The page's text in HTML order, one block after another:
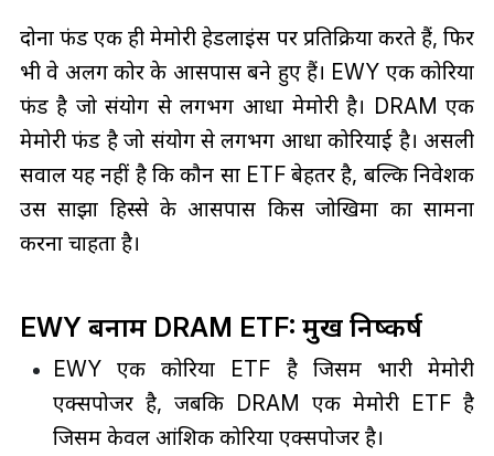
दोनों फंड एक ही मेमोरी हेडलाइंस पर प्रतिक्रिया करते हैं, फिर
भी वे अलग कोर के आसपास बने हुए हैं। EWY एक कोरिया
फंड है जो संयोग से लगभग आधा मेमोरी है। DRAM एक
मेमोरी फंड है जो संयोग से लगभग आधा कोरियाई है। असली
सवाल यह नहीं है कि कौन सा ETF बेहतर है, बल्कि निवेशक
उस साझा हिस्से के आसपास किस जोखिमों का सामना
करना चाहता है।
EWY बनाम DRAM ETF: प्रमुख निष्कर्ष
EWY एक कोरिया ETF है जिसमें भारी मेमोरी
एक्सपोजर है, जबकि DRAM एक मेमोरी ETF है
जिसमें केवल आंशिक कोरिया एक्सपोजर है।